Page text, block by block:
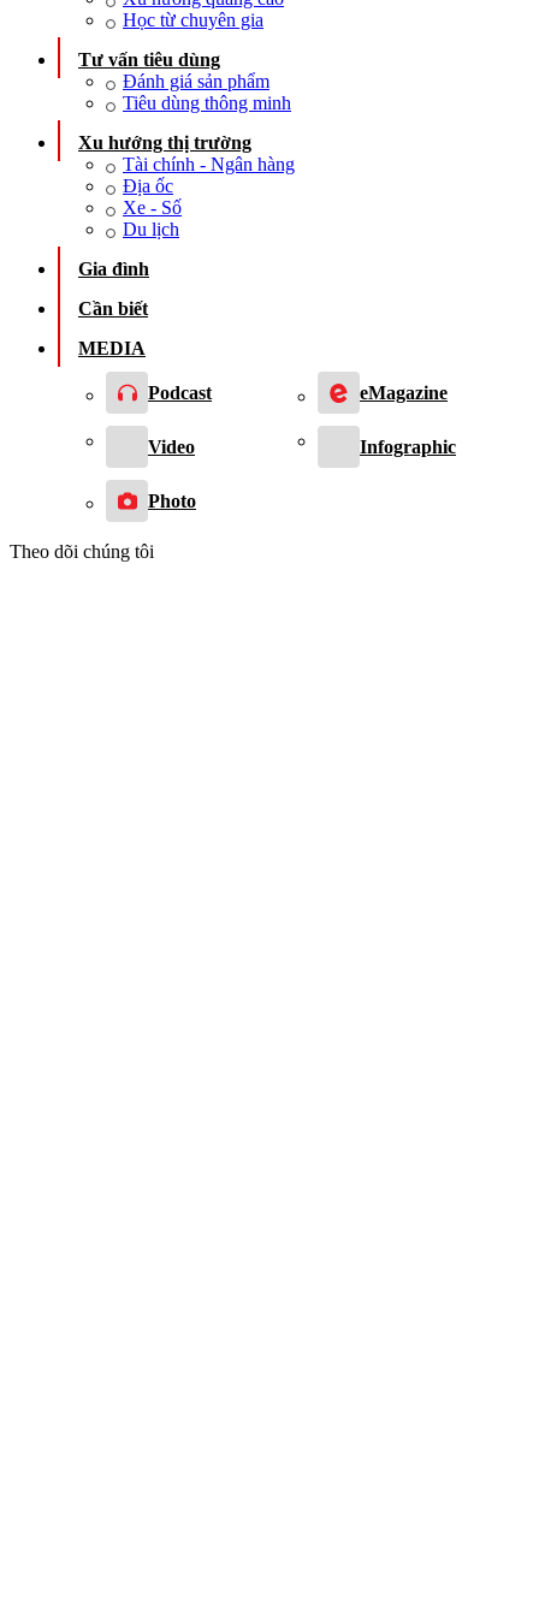
Học từ chuyên gia
Tư vấn tiêu dùng
Đánh giá sản phẩm
Tiêu dùng thông minh
Xu hướng thị trường
Tài chính - Ngân hàng
Địa ốc
Xe - Số
Du lịch
Gia đình
Cần biết
MEDIA
Podcast eMagazine
Video Infographic
Photo
Theo dõi chúng tôi